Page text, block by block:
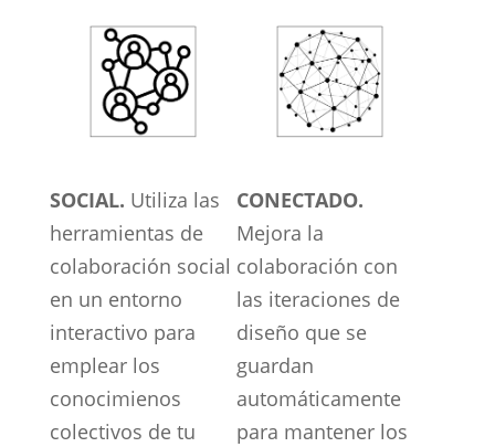
SOCIAL. Utiliza las
herramientas de
colaboración social
en un entorno
interactivo para
emplear los
conocimienos
colectivos de tu
CONECTADO.
Mejora la
colaboración con
las iteraciones de
diseño que se
guardan
automáticamente
para mantener los